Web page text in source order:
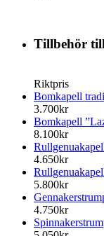
Tillbehör
Riktpris
Bomkapell
3.700kr
Bomkapell
8.100kr
4.650kr
5.800kr
4.750kr